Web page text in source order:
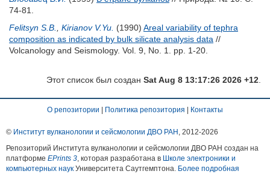
74-81.
Felitsyn S.B.
Kirianov V.Yu. (1990) Areal variability of tephra
composition as indicated by bulk silicate analysis data //
Volcanology and Seismology. Vol. 9, No. 1. pp. 1-20.
Этот список был создан Sat Aug 8 13:17:26 2026 +12
О репозитории Политика репозитория Контакты
© Институт вулканологии и сейсмологии ДВО РАН , 2012-2026
Репозиторий Института вулканологии и сейсмологии ДВО РАН создан на
платформе EPrints 3, которая разработана в Школе электроники и
компьютерных наук Университета Саутгемптона. Более подробная